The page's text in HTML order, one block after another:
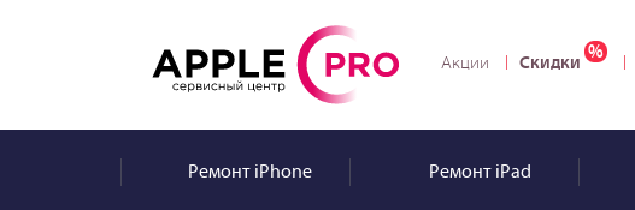
Акции Скидки
РемонтiPhone РемонтiPad